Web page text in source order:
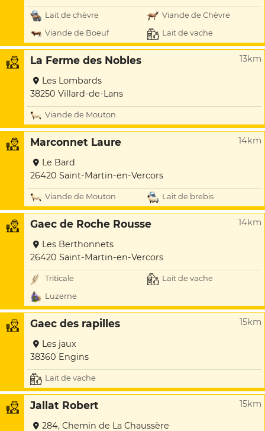
Lait de chèvre
Viande de Chèvre
Viande de Boeuf
Lait de vache
La Ferme des Nobles 13km
Les Lombards
38250 Villard-de-Lans
Viande de Mouton
Marconnet Laure 14km
Le Bard
26420 Saint-Martin-en-Vercors
Viande de Mouton Lait de brebis
Gaec de Roche Rousse 14km
Les Berthonnets
26420 Saint-Martin-en-Vercors
Triticale
Lait de vache
Luzerne
Gaec des rapilles 15km
Les jaux
38360 Engins
Lait de vache
Jallat Robert 15km
284, Chemin de La Chaussère